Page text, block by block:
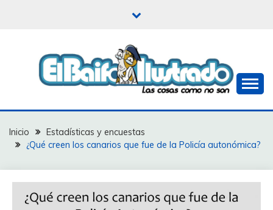
EL BAIFO ILUSTRADO
Inicio
Estadísticas y encuestas
¿Qué creen los canarios que fue de la Policía autonómica?